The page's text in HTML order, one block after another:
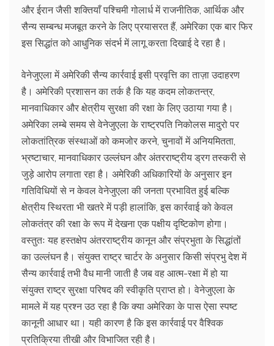
और ईरान जैसी शक्तियाँ पश्चिमी गोलार्ध में राजनीतिक, आर्थिक और
सैन्य सम्बन्ध मजबूत करने के लिए प्रयासरत हैं, अमेरिका एक बार फिर
इस सिद्धांत को आधुनिक संदर्भ में लागू करता दिखाई दे रहा है।
वेनेजुएला में अमेरिकी सैन्य कार्रवाई इसी प्रवृत्ति का ताज़ा उदाहरण
है। अमेरिकी प्रशासन का तर्क है कि यह कदम लोकतन्त्र,
मानवाधिकार और क्षेत्रीय सुरक्षा की रक्षा के लिए उठाया गया है।
अमेरिका लम्बे समय से वेनेजुएला के राष्ट्रपति निकोलस मादुरो पर
लोकतांत्रिक संस्थाओं को कमजोर करने, चुनावों में अनियमितता,
भ्रष्टाचार, मानवाधिकार उल्लंघन और अंतरराष्ट्रीय ड्रग तस्करी से
जुड़े आरोप लगाता रहा है। अमेरिकी अधिकारियों के अनुसार इन
गतिविधियों से न केवल वेनेजुएला की जनता प्रभावित हुई बल्कि
क्षेत्रीय स्थिरता भी खतरे में पड़ी हालांकि, इस कार्रवाई को केवल
लोकतंत्र की रक्षा के रूप में देखना एक पक्षीय दृष्टिकोण होगा।
वस्तुतः यह हस्तक्षेप अंतरराष्ट्रीय कानून और संप्रभुता के सिद्धांतों
का उल्लंघन है। संयुक्त राष्ट्र चार्टर के अनुसार किसी संप्रभु देश में
सैन्य कार्रवाई तभी वैध मानी जाती है जब वह आत्म-रक्षा में हो या
संयुक्त राष्ट्र सुरक्षा परिषद की स्वीकृति प्राप्त हो। वेनेजुएला के
मामले में यह प्रश्न उठ रहा है कि क्या अमेरिका के पास ऐसा स्पष्ट
कानूनी आधार था। यही कारण है कि इस कार्रवाई पर वैश्विक
प्रतिक्रिया तीखी और विभाजित रही है।